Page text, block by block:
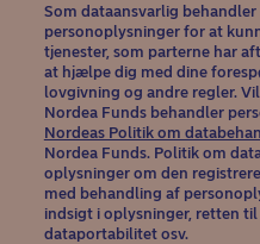
Som dataansvarlig
personoplysninger for at
tjenester, som parterne har
at hjælpe dig med dine
lovgivning og andre regler.
Nordea Funds behandler
Nordeas Politik om
Nordea Funds. Politik om
oplysninger om den
med behandling af
indsigt i oplysninger, retten
dataportabilitet osv.